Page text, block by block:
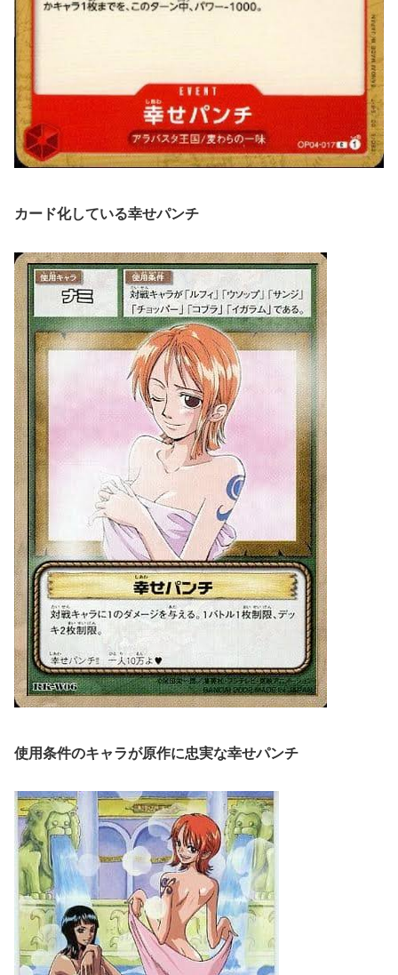
カード化している幸せパンチ
使用条件のキャラが原作に忠実な幸せパンチ